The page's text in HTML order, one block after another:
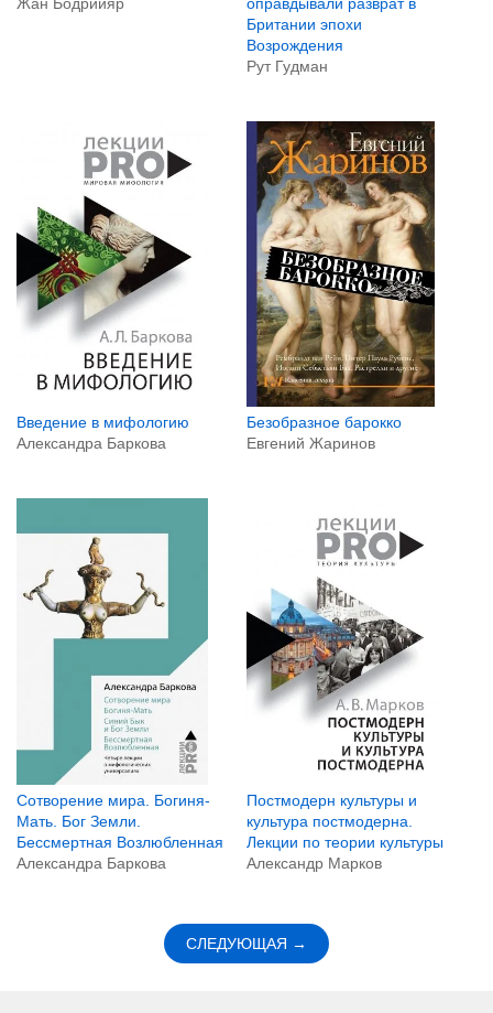
Британии эпохи
Возрождения
Рут Гудман
Введение в мифологию
Александра Баркова
Безобразное барокко
Евгений Жаринов
Сотворение мира. Богиня-
Мать. Бог Земли.
Бессмертная Возлюбленная
Александра Баркова
Постмодерн культуры и
культура постмодерна.
Лекции по теории культуры
Александр Марков
СЛЕДУЮЩАЯ →